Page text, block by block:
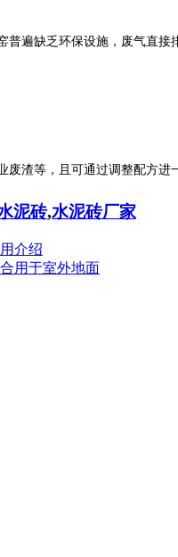
缺乏环保设施，废气直接
等，且可通过调整配方进
泥砖,水泥砖厂家
介绍
用于室外地面